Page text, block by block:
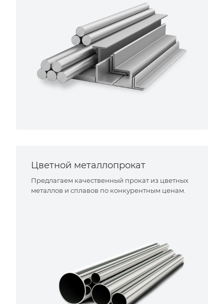
Цветной металлопрокат
Предлагаем качественный прокат из цветных
металлов и сплавов по конкурентным ценам.